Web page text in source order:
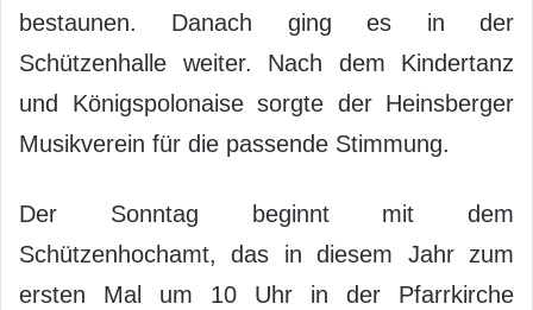
bestaunen. Danach ging es in der
Schützenhalle weiter. Nach dem Kindertanz
und Königspolonaise sorgte der Heinsberger
Musikverein für die passende Stimmung.
Der Sonntag beginnt mit dem
Schützenhochamt, das in diesem Jahr zum
ersten Mal um 10 Uhr in der Pfarrkirche